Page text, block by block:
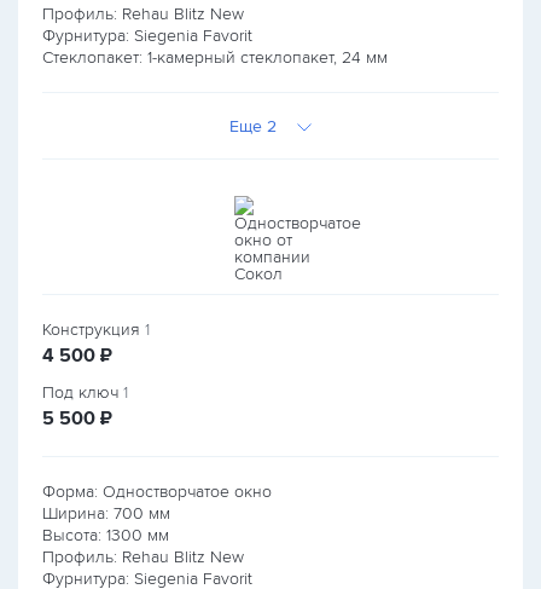
Профиль: Rehau Blitz New
Фурнитура: Siegenia Favorit
Стеклопакет: 1-камерный стеклопакет, 24 мм
Еще 2
Конструкция 1
4 500 руб.
₽
Под ключ 1
5 500 руб.
₽
Форма: Одностворчатое окно
Ширина: 700 мм
Высота: 1300 мм
Профиль: Rehau Blitz New
Фурнитура: Siegenia Favorit